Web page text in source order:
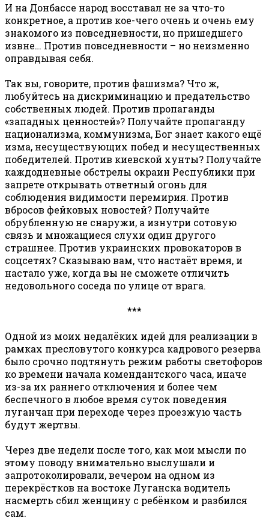
И на Донбассе народ восставал не за что-то
конкретное, а против кое-чего очень и очень ему
знакомого из повседневности, но пришедшего
извне… Против повседневности – но неизменно
оправдывая себя.
Так вы, говорите, против фашизма? Что ж,
любуйтесь на дискриминацию и предательство
собственных людей. Против пропаганды
«западных ценностей»? Получайте пропаганду
национализма, коммунизма, Бог знает какого ещё
изма, несуществующих побед и несущественных
победителей. Против киевской хунты? Получайте
каждодневные обстрелы окраин Республики при
запрете открывать ответный огонь для
соблюдения видимости перемирия. Против
вбросов фейковых новостей? Получайте
обрубленную не снаружи, а изнутри сотовую
связь и множащиеся слухи один другого
страшнее. Против украинских провокаторов в
соцсетях? Сказываю вам, что настаёт время, и
настало уже, когда вы не сможете отличить
недовольного соседа по улице от врага.
***
Одной из моих недалёких идей для реализации в
рамках пресловутого конкурса кадрового резерва
было срочно подтянуть режим работы светофоров
ко времени начала комендантского часа, иначе
из-за их раннего отключения и более чем
беспечного в любое время суток поведения
луганчан при переходе через проезжую часть
будут жертвы.
Через две недели после того, как мои мысли по
этому поводу внимательно выслушали и
запротоколировали, вечером на одном из
перекрёстков на востоке Луганска водитель
насмерть сбил женщину с ребёнком и разбился
сам.